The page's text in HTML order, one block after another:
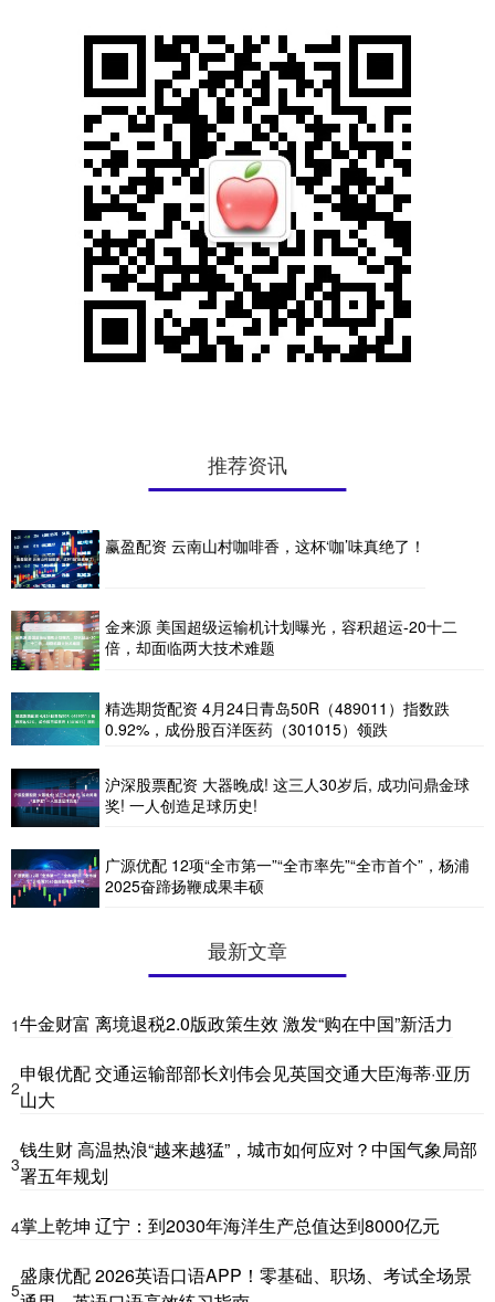
推荐资讯
赢盈配资 云南山村咖啡香，这杯‘咖’味真绝了！
金来源 美国超级运输机计划曝光，容积超运-20十二
倍，却面临两大技术难题
精选期货配资 4月24日青岛50R（489011）指数跌
0.92%，成份股百洋医药（301015）领跌
沪深股票配资 大器晚成! 这三人30岁后, 成功问鼎金球
奖! 一人创造足球历史!
广源优配 12项“全市第一”“全市率先”“全市首个”，杨浦
2025奋蹄扬鞭成果丰硕
最新文章
1牛金财富 离境退税2.0版政策生效 激发“购在中国”新活力
2
申银优配 交通运输部部长刘伟会见英国交通大臣海蒂·亚历
山大
3
钱生财 高温热浪“越来越猛”，城市如何应对？中国气象局部
署五年规划
4掌上乾坤 辽宁：到2030年海洋生产总值达到8000亿元
5
盛康优配 2026英语口语APP！零基础、职场、考试全场景